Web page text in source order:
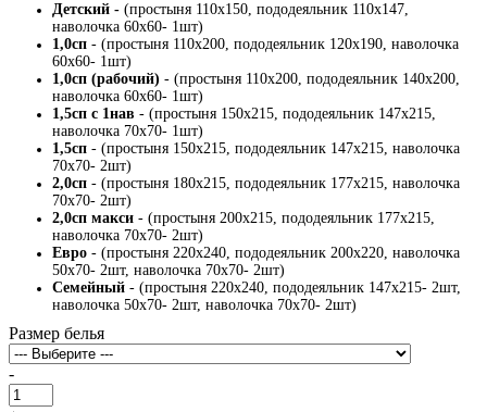
Детский - (простыня 110х150, пододеяльник 110х147,
наволочка 60х60- 1шт)
1,0сп - (простыня 110х200, пододеяльник 120х190, наволочка
60х60- 1шт)
1,0сп (рабочий) - (простыня 110х200, пододеяльник 140х200,
наволочка 60х60- 1шт)
1,5сп с 1нав - (простыня 150х215, пододеяльник 147х215,
наволочка 70х70- 1шт)
1,5сп - (простыня 150х215, пододеяльник 147х215, наволочка
70х70- 2шт)
2,0сп - (простыня 180х215, пододеяльник 177х215, наволочка
70х70- 2шт)
2,0сп макси - (простыня 200х215, пододеяльник 177х215,
наволочка 70х70- 2шт)
Евро - (простыня 220х240, пододеяльник 200х220, наволочка
50х70- 2шт, наволочка 70х70- 2шт)
Семейный - (простыня 220х240, пододеяльник 147х215- 2шт,
наволочка 50х70- 2шт, наволочка 70х70- 2шт)
Размер белья
-